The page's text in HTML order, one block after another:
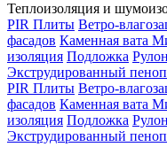
Теплоизоляция и
PIR Плиты Ветро-
фасадов Каменная вата
изоляция Подложка
Экструдированный
PIR Плиты Ветро-
фасадов Каменная вата
изоляция Подложка
Экструдированный